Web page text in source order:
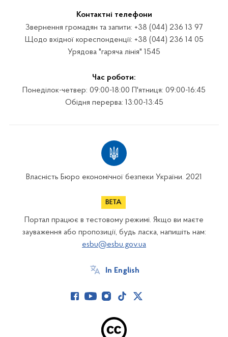
Контактні телефони
Звернення громадян та запити: +38 (044) 236 13 97
Щодо вхідної кореспонденції: +38 (044) 236 14 05
Урядова "гаряча лінія" 1545
Час роботи:
Понеділок-четвер: 09:00-18:00 П'ятниця: 09:00-16:45
Обідня перерва: 13:00-13:45
Власність Бюро економічної безпеки України. 2021
Портал працює в тестовому режимі. Якщо ви маєте
зауваження або пропозиції, будь ласка, напишіть нам:
esbu@esbu.gov.ua
In English